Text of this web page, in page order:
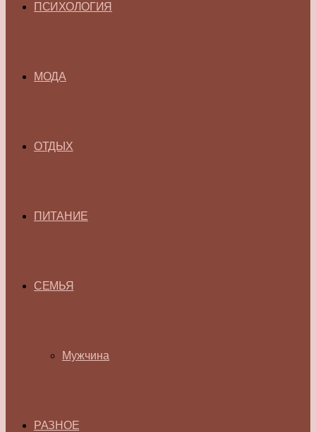
ПСИХОЛОГИЯ
МОДА
ОТДЫХ
ПИТАНИЕ
СЕМЬЯ
Мужчина
РАЗНОЕ